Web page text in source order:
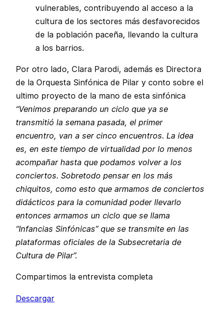
vulnerables, contribuyendo al acceso a la
cultura de los sectores más desfavorecidos
de la población paceña, llevando la cultura
a los barrios.
Por otro lado, Clara Parodi, además es Directora
de la Orquesta Sinfónica de Pilar y conto sobre el
ultimo proyecto de la mano de esta sinfónica
“Venimos preparando un ciclo que ya se
transmitió la semana pasada, el primer
encuentro, van a ser cinco encuentros. La idea
es, en este tiempo de virtualidad por lo menos
acompañar hasta que podamos volver a los
conciertos. Sobretodo pensar en los más
chiquitos, como esto que armamos de conciertos
didácticos para la comunidad poder llevarlo
entonces armamos un ciclo que se llama
“Infancias Sinfónicas” que se transmite en las
plataformas oficiales de la Subsecretaria de
Cultura de Pilar”.
Compartimos la entrevista completa
Descargar